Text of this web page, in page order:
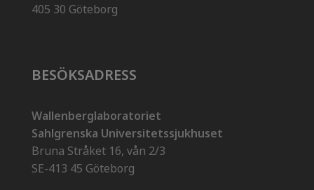
405 30 Göteborg
BESÖKSADRESS
Wallenberglaboratoriet
Sahlgrenska Universitetssjukhuset
Bruna Stråket 16, vån 2/3
SE-413 45 Göteborg